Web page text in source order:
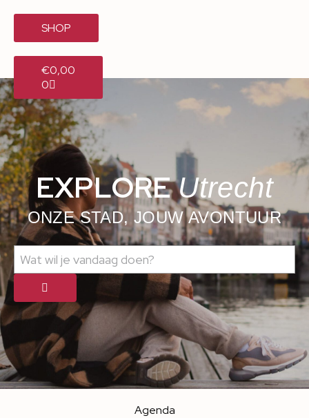
SHOP
€0,00
0
EXPLOREUtrecht
ONZE STAD, JOUW AVONTUUR
Agenda